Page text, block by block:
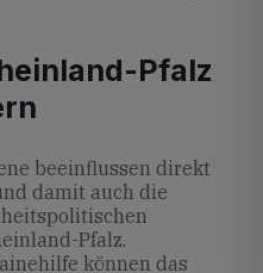
Pfalz
beeinflussen direkt
damit auch die
Pfalz.
können das